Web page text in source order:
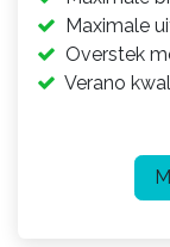
Maximale
Overstek
Verano